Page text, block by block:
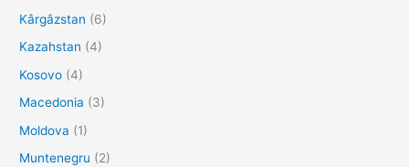
Kârgâzstan (6)
Kazahstan (4)
Kosovo (4)
Macedonia (3)
Moldova (1)
Muntenegru (2)